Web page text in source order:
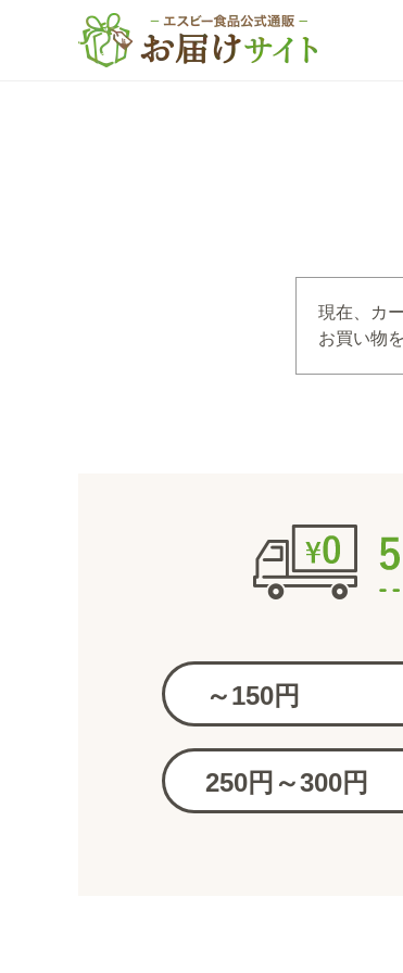
現在、カ
お買い物
～150円
250円～300円